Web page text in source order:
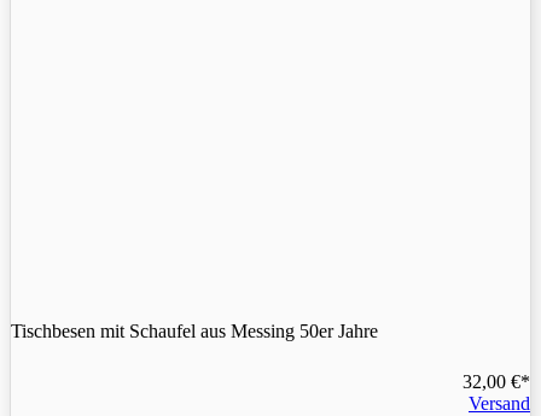
Tischbesen mit Schaufel aus Messing 50er Jahre
32,00 €
Versand